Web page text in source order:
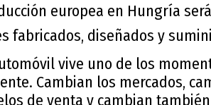
europea en Hungría
fabricados, diseñados y
vive uno de los
Cambian los mercados,
de venta y cambian